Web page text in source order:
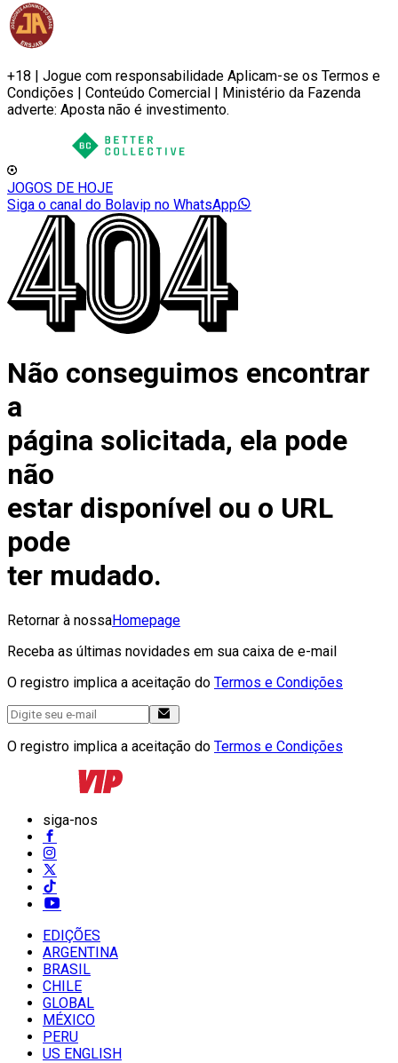
+18 | Jogue com responsabilidade Aplicam-se os Termos e
Condições | Conteúdo Comercial | Ministério da Fazenda
adverte: Aposta não é investimento.
JOGOS DE HOJE
Siga o canal do Bolavip no WhatsApp
Não conseguimos encontrar
a
página solicitada, ela pode
não
estar disponível ou o URL
pode
ter mudado.
Retornar à nossaHomepage
Receba as últimas novidades em sua caixa de e-mail
O registro implica a aceitação do Termos e Condições
O registro implica a aceitação do Termos e Condições
siga-nos
EDIÇÕES
ARGENTINA
BRASIL
CHILE
GLOBAL
MÉXICO
PERU
US ENGLISH